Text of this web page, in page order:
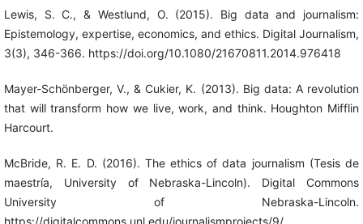
Lewis, S. C., & Westlund, O. (2015). Big data and journalism:
Epistemology, expertise, economics, and ethics. Digital Journalism,
3(3), 346-366. https://doi.org/10.1080/21670811.2014.976418
Mayer-Schönberger, V., & Cukier, K. (2013). Big data: A revolution
that will transform how we live, work, and think. Houghton Mifflin
Harcourt.
McBride, R. E. D. (2016). The ethics of data journalism (Tesis de
maestría, University of Nebraska-Lincoln). Digital Commons
University of Nebraska-Lincoln.